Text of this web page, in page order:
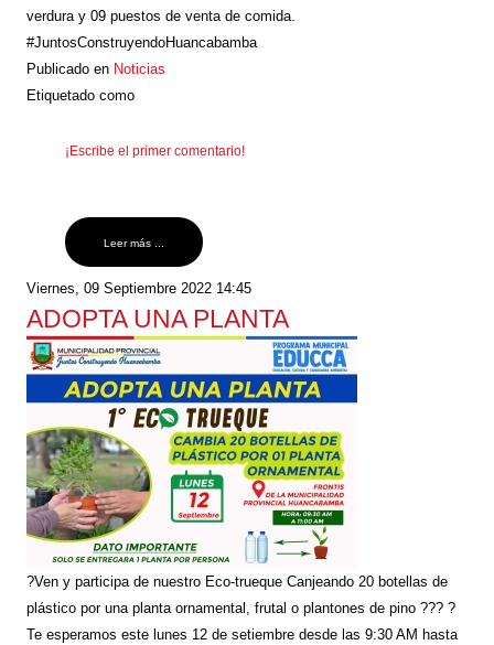
verdura y 09 puestos de venta de comida.
#JuntosConstruyendoHuancabamba
Publicado en Noticias
Etiquetado como
¡Escribe el primer comentario!
Leer más ...
Viernes, 09 Septiembre 2022 14:45
ADOPTA UNA PLANTA
?Ven y participa de nuestro Eco-trueque Canjeando 20 botellas de
plástico por una planta ornamental, frutal o plantones de pino ??? ?
Te esperamos este lunes 12 de setiembre desde las 9:30 AM hasta